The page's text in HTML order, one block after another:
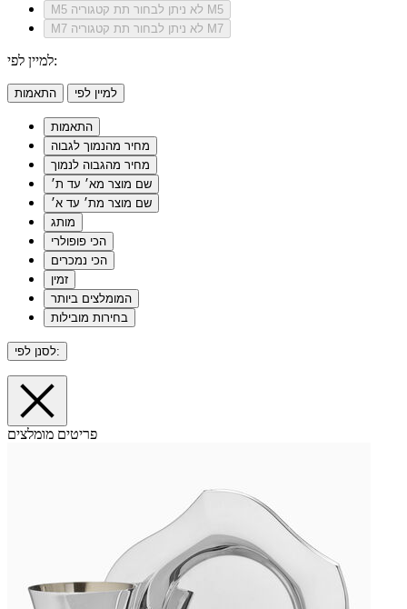
M5
לא ניתן לבחור תת קטגוריה M5
M7
לא ניתן לבחור תת קטגוריה M7
למיין לפי:
התאמות למיין לפי
התאמות
מחיר מהנמוך לגבוה
מחיר מהגבוה לנמוך
שם מוצר מא׳ עד ת׳
שם מוצר מת׳ עד א׳
מותג
הכי פופולרי
הכי נמכרים
זמין
המומלצים ביותר
בחירות מובילות
לסנן לפי:
פריטים מומלצים